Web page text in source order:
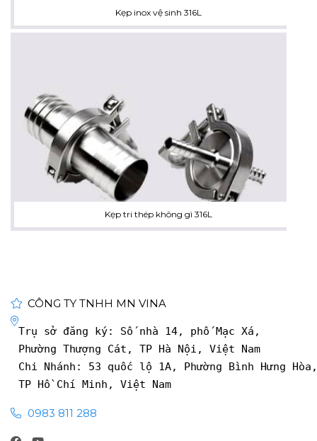
Kẹp inox vệ sinh 316L
Kẹp tri thép không gì 316L
CÔNG TY TNHH MN VINA
Trụ sở đăng ký: Số nhà 14, phố Mạc Xá,
Phường Thượng Cát, TP Hà Nội, Việt Nam
Chi Nhánh: 53 quốc lộ 1A, Phường Bình Hưng
TP Hồ Chí Minh, Việt Nam
0983 811 288